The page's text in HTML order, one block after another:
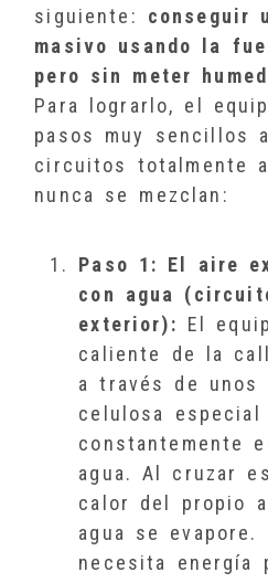
siguiente: conseguir
masivo usando la
pero sin meter
Para lograrlo, el
pasos muy sencillos
circuitos totalmente
nunca se mezclan:
Paso 1: El aire
con agua
exterior): El
caliente de la
a través de unos
celulosa especial
constantemente
agua. Al cruzar
calor del propio
agua se evapore.
necesita energía